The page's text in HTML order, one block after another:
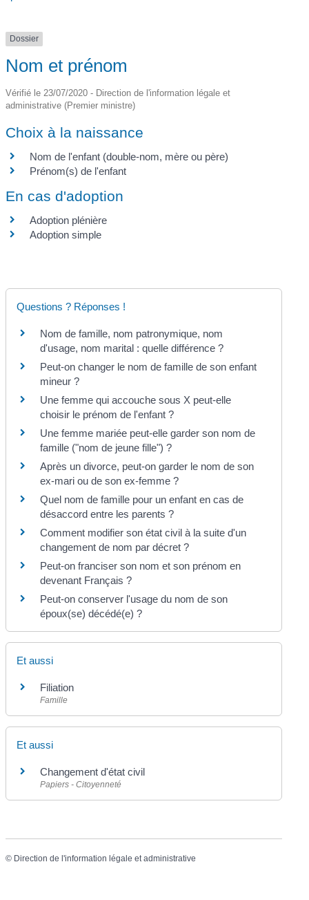
Dossier
Nom et prénom
Vérifié le 23/07/2020 - Direction de l'information légale et
administrative (Premier ministre)
Choix à la naissance
Nom de l'enfant (double-nom, mère ou père)
Prénom(s) de l'enfant
En cas d'adoption
Adoption plénière
Adoption simple
Questions ? Réponses !
Nom de famille, nom patronymique, nom
d'usage, nom marital : quelle différence ?
Peut-on changer le nom de famille de son enfant
mineur ?
Une femme qui accouche sous X peut-elle
choisir le prénom de l'enfant ?
Une femme mariée peut-elle garder son nom de
famille ("nom de jeune fille") ?
Après un divorce, peut-on garder le nom de son
ex-mari ou de son ex-femme ?
Quel nom de famille pour un enfant en cas de
désaccord entre les parents ?
Comment modifier son état civil à la suite d'un
changement de nom par décret ?
Peut-on franciser son nom et son prénom en
devenant Français ?
Peut-on conserver l'usage du nom de son
époux(se) décédé(e) ?
Et aussi
Filiation
Famille
Et aussi
Changement d'état civil
Papiers - Citoyenneté
© Direction de l'information légale et administrative